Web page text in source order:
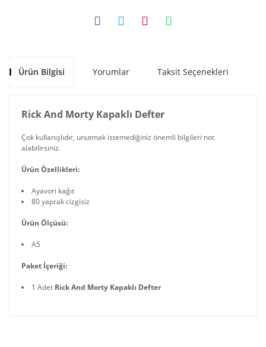
Ürün Bilgisi Yorumlar Taksit Seçenekleri
Rick And Morty Kapaklı Defter
Çok kullanışlıdır, unutmak istemediğiniz önemli bilgileri not
alabilirsiniz.
Ürün Özellikleri:
Ayavori kağıt
80 yaprak cizgisiz
Ürün Ölçüsü:
A5
Paket İçeriği:
1 Adet Rick And Morty Kapaklı Defter